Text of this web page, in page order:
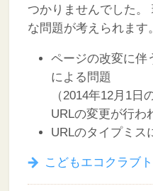
つかりませんでした。
な問題が考えられます。
ページの改変に伴
による問題
（2014年12月1日
URLの変更が行わ
URLのタイプミス
こどもエコクラブ